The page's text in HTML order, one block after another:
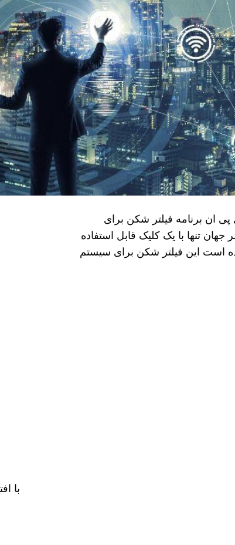
پی ان برنامه فیلتر شکن برای
تنها با یک کلیک قابل استفاده
است این فیلتر شکن برای سیستم
با